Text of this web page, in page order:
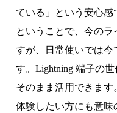
ている」という安心感
ということで、今のラ
すが、日常使いでは今
す。Lightning 端子の
そのまま活用できます
体験したい方にも意味